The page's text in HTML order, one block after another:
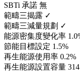
SBTi 承諾 無
範疇三揭露 ✓
範疇三減量規劃 ✓
能源密集度變化率
節能目標設定 1.5%
再生能源使用率 0.2%
再生能源設置容量